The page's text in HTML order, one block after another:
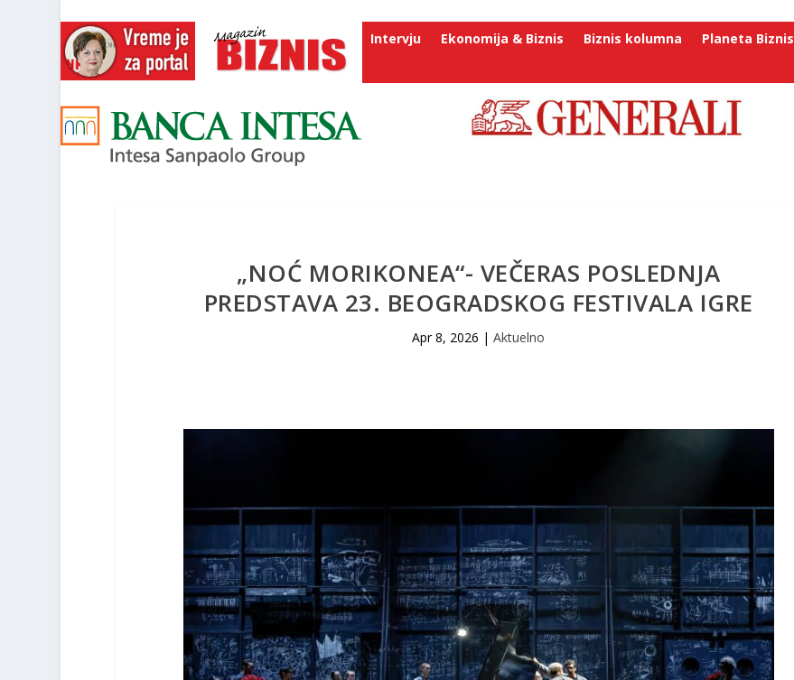
Intervju Ekonomija & Biznis Biznis kolumna Planeta Biznis
„NOĆ MORIKONEA“- VEČERAS POSLEDNJA
PREDSTAVA 23. BEOGRADSKOG FESTIVALA IGRE
Apr 8, 2026 |Aktuelno